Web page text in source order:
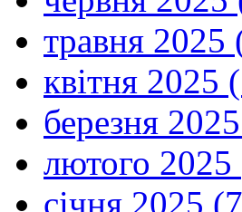
травня 2025
квітня 2025
березня
лютого 2025
січня 2025